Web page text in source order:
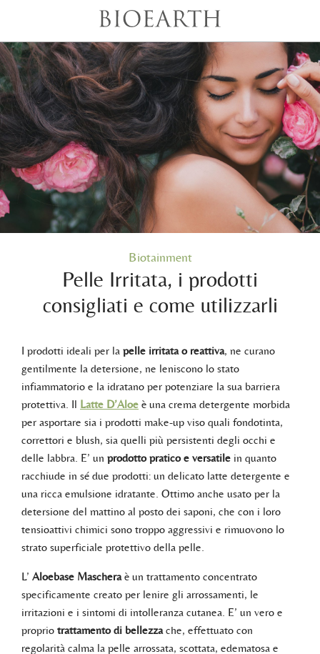
Biotainment
Pelle Irritata, i prodotti
consigliati e come utilizzarli
I prodotti ideali per la pelle irritata o reattiva, ne curano
gentilmente la detersione, ne leniscono lo stato
infiammatorio e la idratano per potenziare la sua barriera
protettiva. Il Latte D’Aloe è una crema detergente morbida
per asportare sia i prodotti make-up viso quali fondotinta,
correttori e blush, sia quelli più persistenti degli occhi e
delle labbra. E’ un prodotto pratico e versatile in quanto
racchiude in sé due prodotti: un delicato latte detergente e
una ricca emulsione idratante. Ottimo anche usato per la
detersione del mattino al posto dei saponi, che con i loro
tensioattivi chimici sono troppo aggressivi e rimuovono lo
strato superficiale protettivo della pelle.
L’ Aloebase Mascheraè un trattamento concentrato
specificamente creato per lenire gli arrossamenti, le
irritazioni e i sintomi di intolleranza cutanea. E’ un vero e
proprio trattamento di bellezzache, effettuato con
regolarità calma la pelle arrossata, scottata, edematosa e